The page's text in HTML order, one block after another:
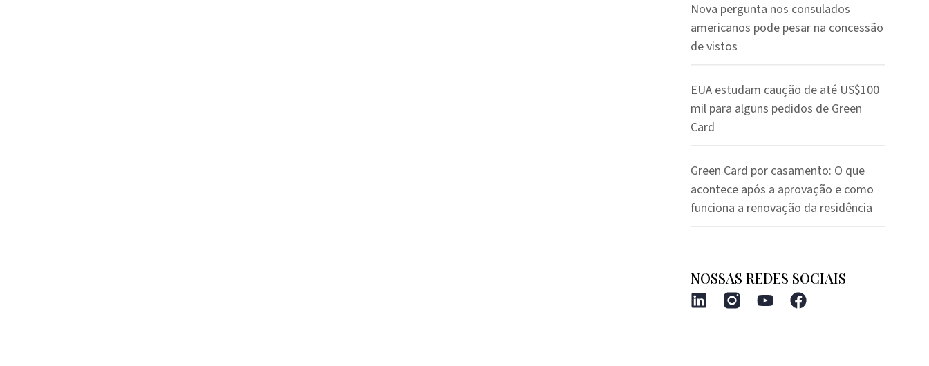
Nova pergunta nos consulados
americanos pode pesar na concessão
de vistos
EUA estudam caução de até US$100
mil para alguns pedidos de Green
Card
Green Card por casamento: O que
acontece após a aprovação e como
funciona a renovação da residência
NOSSAS REDES SOCIAIS